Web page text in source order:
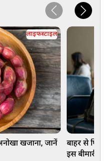
लाइफस्टाइल
खजाना, जानें
बाहर से फिट
इस बीमारी